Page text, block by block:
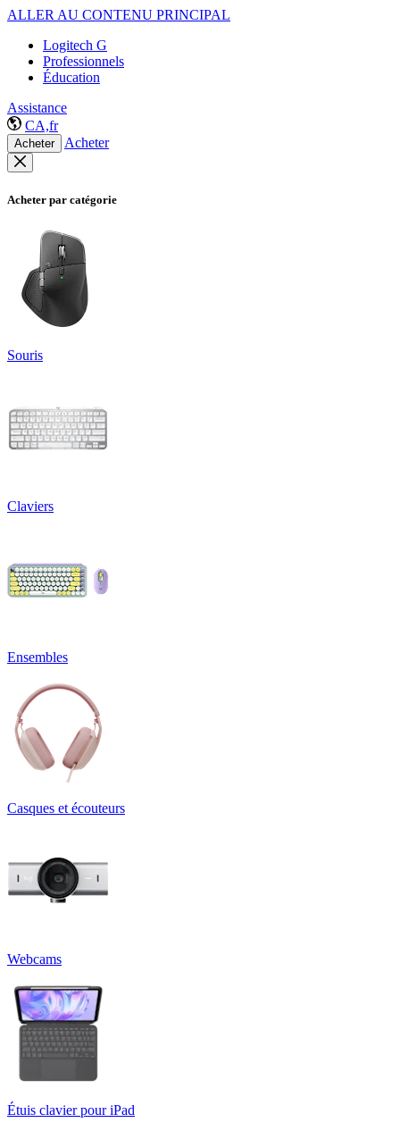
ALLER AU CONTENU PRINCIPAL
Logitech G
Professionnels
Éducation
Assistance
CA,fr
Acheter Acheter
Acheter par catégorie
Souris
Claviers
Ensembles
Casques et écouteurs
Webcams
Étuis clavier pour iPad